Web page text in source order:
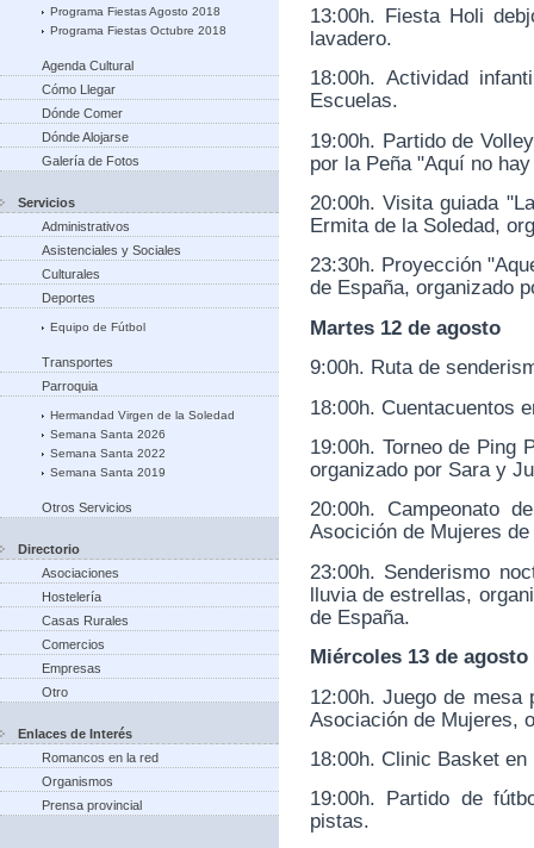
Programa Fiestas Agosto 2018
Programa Fiestas Octubre 2018
Agenda Cultural
Cómo Llegar
Dónde Comer
Dónde Alojarse
Galería de Fotos
Servicios
Administrativos
Asistenciales y Sociales
Culturales
Deportes
Equipo de Fútbol
Transportes
Parroquia
Hermandad Virgen de la Soledad
Semana Santa 2026
Semana Santa 2022
Semana Santa 2019
Otros Servicios
Directorio
Asociaciones
Hostelería
Casas Rurales
Comercios
Empresas
Otro
Enlaces de Interés
Romancos en la red
Organismos
Prensa provincial
13:00h. Fiesta Holi
lavadero.
18:00h. Actividad
Escuelas.
19:00h. Partido de
por la Peña "Aquí no
20:00h. Visita guiada
Ermita de la Soledad,
23:30h. Proyección
de España, organizado
Martes 12 de agosto
9:00h. Ruta de
18:00h. Cuentacuentos
19:00h. Torneo de Ping
organizado por Sara y
20:00h. Campeonato
Asocición de Mujeres
23:00h. Senderismo
lluvia de estrellas,
de España.
Miércoles 13 de agosto
12:00h. Juego de
Asociación de Mujeres,
18:00h. Clinic Basket
19:00h. Partido de
pistas.